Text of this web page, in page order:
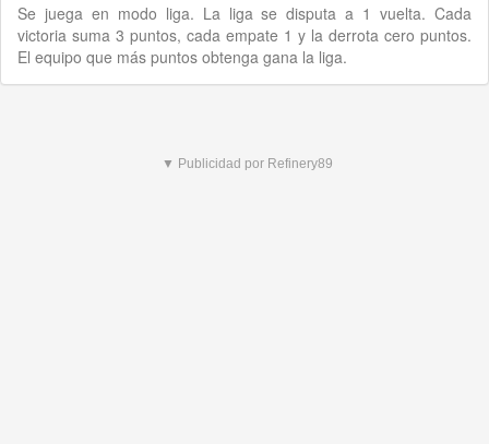
Se juega en modo liga. La liga se disputa a 1 vuelta. Cada
victoria suma 3 puntos, cada empate 1 y la derrota cero puntos.
El equipo que más puntos obtenga gana la liga.
▼ Publicidad por Refinery89